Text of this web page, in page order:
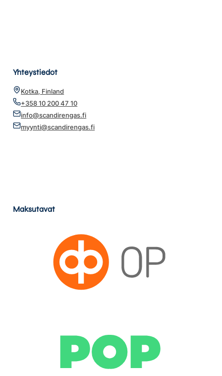
Yhteystiedot
Kotka, Finland
+358 10 200 47 10
info@scandirengas.fi
myynti@scandirengas.fi
Maksutavat